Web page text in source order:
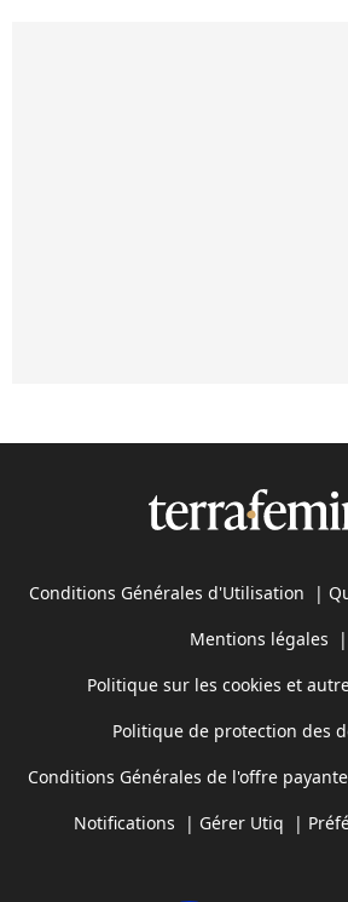
Conditions Générales d'Utilisation |
Mentions légales |
Politique sur les cookies et
Politique de protection des
Conditions Générales de l'offre
Notifications | Gérer Utiq |